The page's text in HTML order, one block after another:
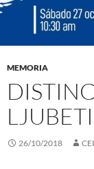
MEMORIA
26/10/2018